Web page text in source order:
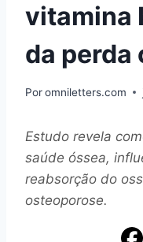
vitamina
da perda
Poromniletters.com
Estudo revela
saúde óssea,
reabsorção do
osteoporose.